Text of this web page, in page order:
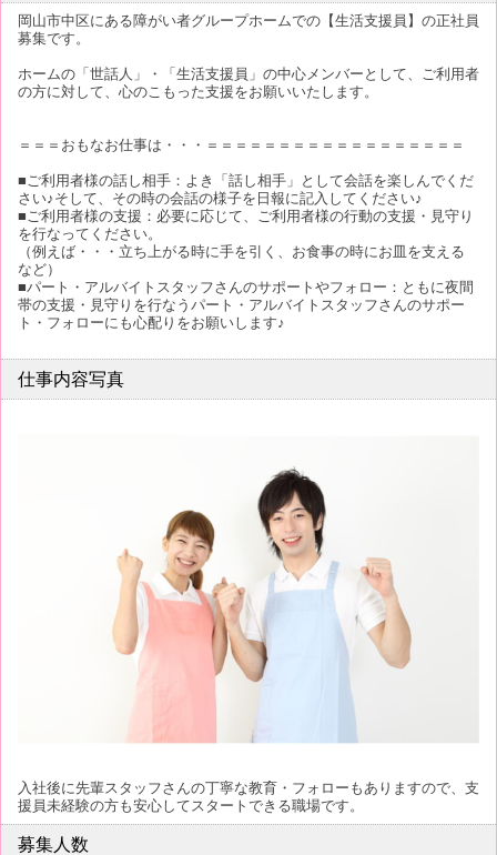
岡山市中区にある障がい者グループホームでの【生活支援員】の正社員
募集です。
ホームの「世話人」・「生活支援員」の中心メンバーとして、ご利用者
の方に対して、心のこもった支援をお願いいたします。
＝＝＝おもなお仕事は・・・＝＝＝＝＝＝＝＝＝＝＝＝＝＝＝＝＝＝
■ご利用者様の話し相手：よき「話し相手」として会話を楽しんでくだ
さい♪そして、その時の会話の様子を日報に記入してください♪
■ご利用者様の支援：必要に応じて、ご利用者様の行動の支援・見守り
を行なってください。
（例えば・・・立ち上がる時に手を引く、お食事の時にお皿を支える
など）
■パート・アルバイトスタッフさんのサポートやフォロー：ともに夜間
帯の支援・見守りを行なうパート・アルバイトスタッフさんのサポー
ト・フォローにも心配りをお願いします♪
仕事内容写真
入社後に先輩スタッフさんの丁寧な教育・フォローもありますので、支
援員未経験の方も安心してスタートできる職場です。
募集人数